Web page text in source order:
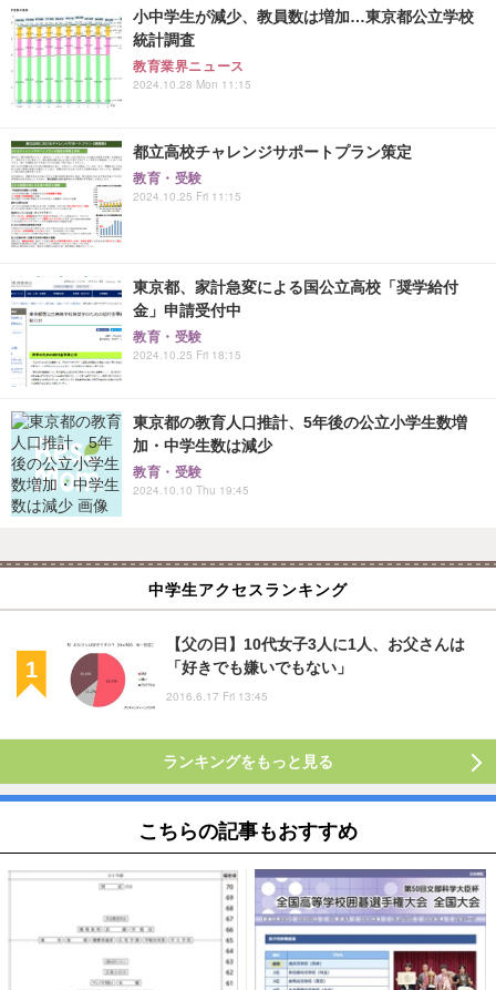
小中学生が減少、教員数は増加…東京都公立学校
統計調査
教育業界ニュース
2024.10.28 Mon 11:15
都立高校チャレンジサポートプラン策定
教育・受験
2024.10.25 Fri 11:15
東京都、家計急変による国公立高校「奨学給付
金」申請受付中
教育・受験
2024.10.25 Fri 18:15
東京都の教育人口推計、5年後の公立小学生数増
加・中学生数は減少
教育・受験
2024.10.10 Thu 19:45
中学生アクセスランキング
【父の日】10代女子3人に1人、お父さんは
「好きでも嫌いでもない」
2016.6.17 Fri 13:45
ランキングをもっと見る
こちらの記事もおすすめ